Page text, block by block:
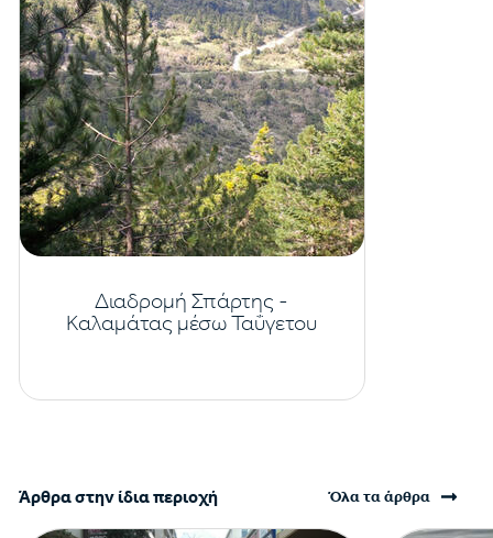
Διαδρομή Σπάρτης -
Καλαμάτας μέσω Ταΰγετου
Άρθρα στην ίδια περιοχή Όλα τα άρθρα